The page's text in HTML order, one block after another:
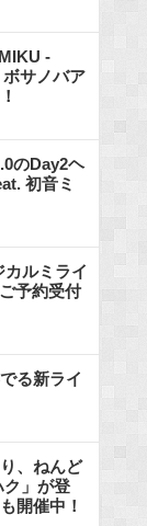
-
サノバア
のDay2ヘ
初音ミ
ルミライ
予約受付
る新ライ
、ねんど
ク」が登
開催中！